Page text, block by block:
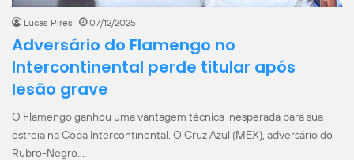
Lucas Pires 07/12/2025
Adversário do Flamengo no
Intercontinental perde titular após
lesão grave
O Flamengo ganhou uma vantagem técnica inesperada para sua
estreia na Copa Intercontinental. O Cruz Azul (MEX), adversário do
Rubro-Negro…